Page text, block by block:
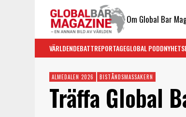
Om Global Bar
VÄRLDENDEBATTREPORTAGEGLOBAL PODD
ALMEDALEN 2026 BISTÅNDSMASSAKERN
Träffa Global